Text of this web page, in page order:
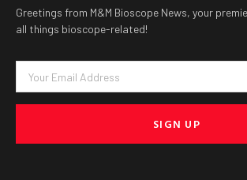
Greetings from M&M Bioscope News, your
all things bioscope-related!
Email
SIGN UP